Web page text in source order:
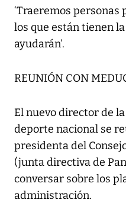
‘Traeremos personas
los que están tienen
ayudarán’.
REUNIÓN CON
El nuevo director de
deporte nacional se
presidenta del
(junta directiva de
conversar sobre los
administración.